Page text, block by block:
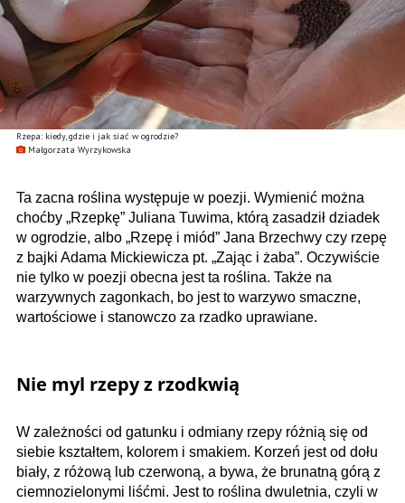
Rzepa: kiedy, gdzie i jak siać w ogrodzie?
Małgorzata Wyrzykowska
Ta zacna roślina występuje w poezji. Wymienić można
choćby „Rzepkę” Juliana Tuwima, którą zasadził dziadek
w ogrodzie, albo „Rzepę i miód” Jana Brzechwy czy rzepę
z bajki Adama Mickiewicza pt. „Zając i żaba”. Oczywiście
nie tylko w poezji obecna jest ta roślina. Także na
warzywnych zagonkach, bo jest to warzywo smaczne,
wartościowe i stanowczo za rzadko uprawiane.
Nie myl rzepy z rzodkwią
W zależności od gatunku i odmiany rzepy różnią się od
siebie kształtem, kolorem i smakiem. Korzeń jest od dołu
biały, z różową lub czerwoną, a bywa, że brunatną górą z
ciemnozielonymi liśćmi. Jest to roślina dwuletnia, czyli w